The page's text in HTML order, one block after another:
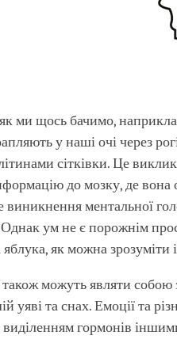
ми щось бачимо,
у наші очі через
сітківки. Це
до мозку, де вона
виникнення ментальної
ум не є порожнім
як можна зрозуміти
можуть являти собою
уяві та снах. Емоції та
виділенням гормонів